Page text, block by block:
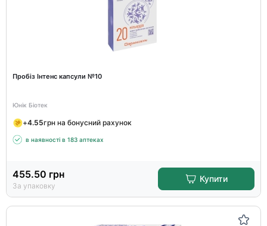
Пробіз Інтенс капсули №10
Юнік Біотек
+4.55грн на бонусний рахунок
в наявності в 183 аптеках
455.50 грн
За упаковку
Купити